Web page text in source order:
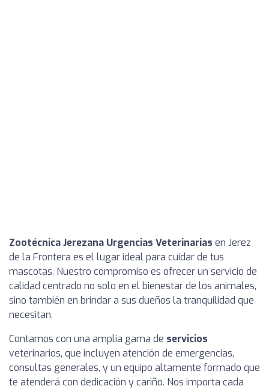
Zootécnica Jerezana Urgencias Veterinarias en Jerez
de la Frontera es el lugar ideal para cuidar de tus
mascotas. Nuestro compromiso es ofrecer un servicio de
calidad centrado no solo en el bienestar de los animales,
sino también en brindar a sus dueños la tranquilidad que
necesitan.
Contamos con una amplia gama de servicios
veterinarios, que incluyen atención de emergencias,
consultas generales, y un equipo altamente formado que
te atenderá con dedicación y cariño. Nos importa cada